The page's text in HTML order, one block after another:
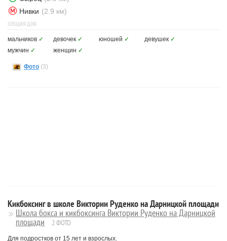
Нивки (2.9 км)
СЕКЦИЯ ДЛЯ
мальчиков ✓ девочек ✓ юношей ✓ девушек ✓
мужчин ✓ женщин ✓
Фото (3)
Кикбоксинг в школе Виктории Руденко на Дарницкой площади
Школа бокса и кикбоксинга Виктории Руденко на Дарницкой
площади 2 ФОТО
Для подростков от 15 лет и взрослых.